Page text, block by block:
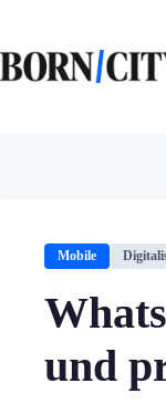
springen
Mobile
und